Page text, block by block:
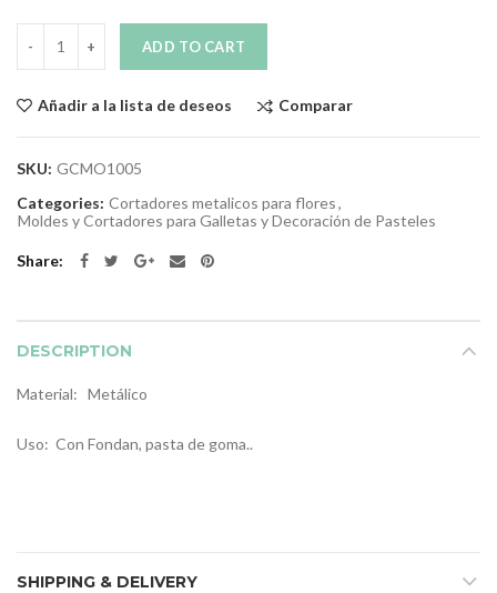
ADD TO CART
Añadir a la lista de deseos Comparar
SKU: GCMO1005
Categories: Cortadores metalicos para flores,
Moldes y Cortadores para Galletas y Decoración de Pasteles
Share
DESCRIPTION
Material: Metálico
Uso: Con Fondan, pasta de goma..
SHIPPING & DELIVERY